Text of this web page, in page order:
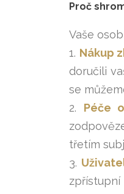
Proč
Vaše
1. Nákup
doručili
se
2. Péče
třetím
3.